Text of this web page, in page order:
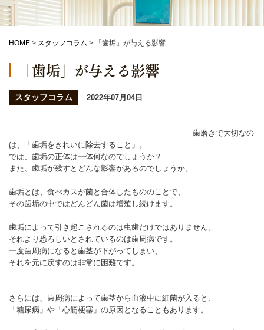
HOME > スタッフコラム > 「歯垢」が与える影響
「歯垢」が与える影響
スタッフコラム 2022年07月04日
歯磨きで大切なの
は、「歯垢をきれいに除去すること」。
では、歯垢の正体は一体何なのでしょうか？
また、歯垢が残すとどんな影響があるのでしょうか。
歯垢とは、食べカスが菌と合体したもののことで、
その歯垢の中ではどんどん菌は増殖し続けます。
歯垢によって引き起こされるのは虫歯だけではありません。
それより恐ろしいとされているのは歯周病です。
一度歯周病になると歯茎が下がってしまい、
それを元に戻すのは非常に困難です。
さらには、歯周病によって歯茎から血液中に細菌が入ると、
「糖尿病」や「心筋梗塞」の原因となることもあります。